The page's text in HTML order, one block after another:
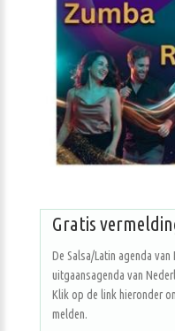
Gratis
De Salsa/Latin agenda
uitgaansagenda van
Klik op de link hieronder
melden.